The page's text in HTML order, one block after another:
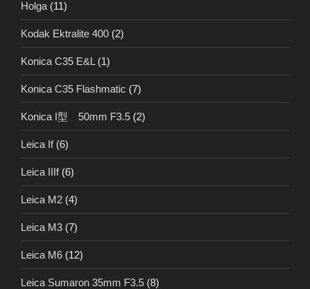
Holga (11)
Kodak Ektralite 400 (2)
Konica C35 E&L (1)
Konica C35 Flashmatic (7)
Konica I型 50mm F3.5 (2)
Leica If(6)
Leica IIIf(6)
Leica M2 (4)
Leica M3 (7)
Leica M6 (12)
Leica Sumaron 35mm F3.5 (8)